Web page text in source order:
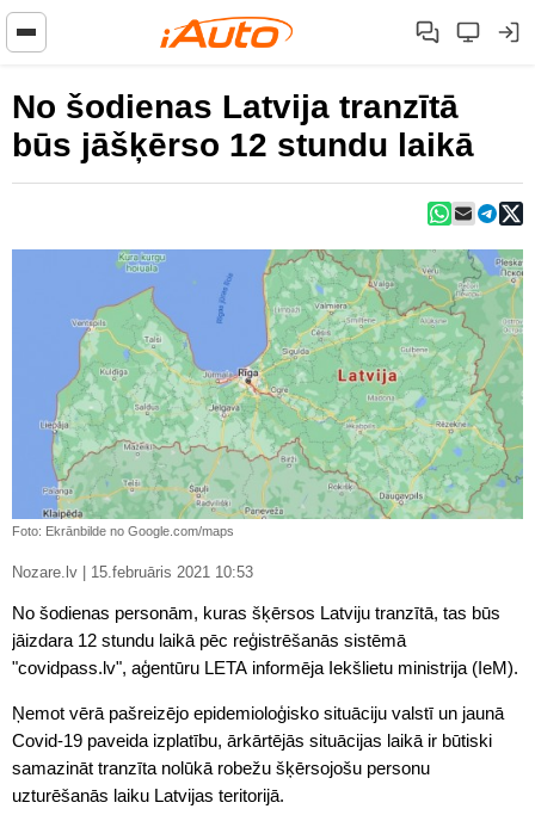
No šodienas Latvija tranzītā
būs jāšķērso 12 stundu laikā
Foto: Ekrānbilde no Google.com/maps
Nozare.lv | 15.februāris 2021 10:53
No šodienas personām, kuras šķērsos Latviju tranzītā, tas būs
jāizdara 12 stundu laikā pēc reģistrēšanās sistēmā
"covidpass.lv", aģentūru LETA informēja Iekšlietu ministrija (IeM).
Ņemot vērā pašreizējo epidemioloģisko situāciju valstī un jaunā
Covid-19 paveida izplatību, ārkārtējās situācijas laikā ir būtiski
samazināt tranzīta nolūkā robežu šķērsojošu personu
uzturēšanās laiku Latvijas teritorijā.